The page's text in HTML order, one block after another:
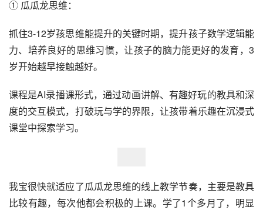
① 瓜瓜龙思维：
抓住3-12岁孩思维能提升的关键时期，提升孩子数学逻辑能
力、培养良好的思维习惯，让孩子的脑力能更好的发育，3
岁开始越早接触越好。
课程是AI录播课形式，通过动画讲解、有趣好玩的教具和深
度的交互模式，打破玩与学的界限，让孩带着乐趣在沉浸式
课堂中探索学习。
我宝很快就适应了瓜瓜龙思维的线上教学节奏，主要是教具
比较有趣，每次他都会积极的上课。学了1个多月了，明显